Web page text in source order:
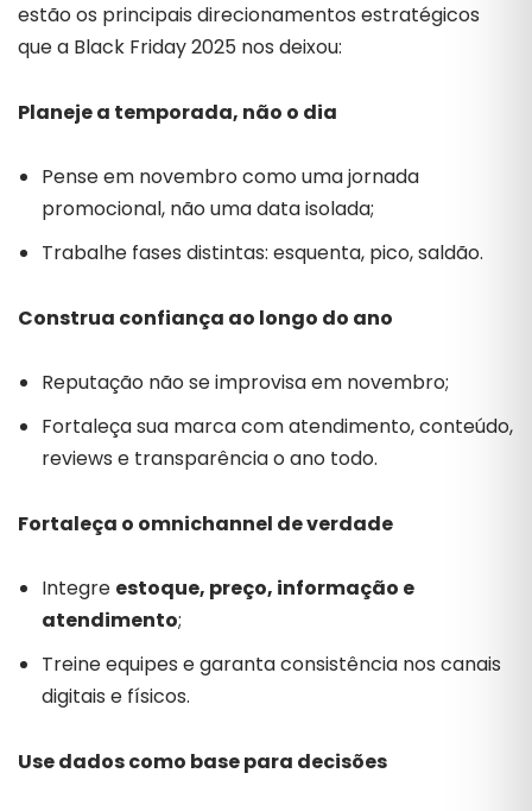
estão os principais direcionamentos estratégicos
que a Black Friday 2025 nos deixou:
Planeje a temporada, não o dia
Pense em novembro como uma jornada
promocional, não uma data isolada;
Trabalhe fases distintas: esquenta, pico, saldão.
Construa confiança ao longo do ano
Reputação não se improvisa em novembro;
Fortaleça sua marca com atendimento, conteúdo,
reviews e transparência o ano todo.
Fortaleça o omnichannel de verdade
Integre estoque, preço, informação e
atendimento;
Treine equipes e garanta consistência nos canais
digitais e físicos.
Use dados como base para decisões